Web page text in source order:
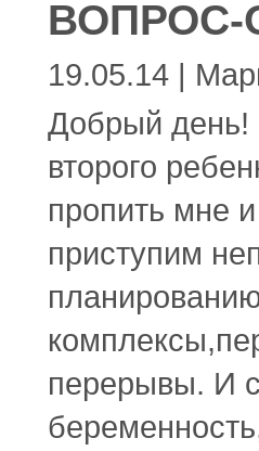
ВОПРОС-
19.05.14 |
Добрый день!
второго
пропить мне
приступим
перерывы. И